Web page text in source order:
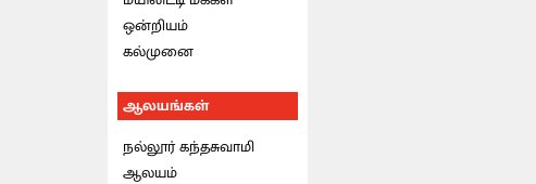
ஒன்றியம்
கல்முனை
ஆலயங்கள்
நல்லூர் கந்தசுவாமி
ஆலயம்